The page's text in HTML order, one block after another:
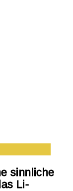
sinnliche
Li-